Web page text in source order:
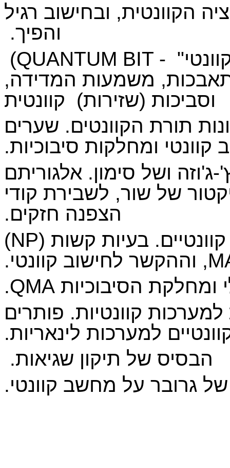
הקוונטית, ובחישוב רגיל
והפיך.
(QUANTUM BIT -
משמעות המדידה,
וסביכות (שזירות) קוונטית
תורת הקוונטים. שערים
קוונטי ומחלקות סיבוכיות.
ג'וזה ושל סימון. אלגוריתם
של שור, לשבירת קודי
הצפנה חזקים.
קוונטיים. בעיות קשות (NP
)
, וההקשר לחישוב קוונטי.
ומחלקת הסיבוכיות QMA
.
למערכות קוונטיות. פותרים
למערכות לינאריות.
הבסיס של תיקון שגיאות.
גרובר על מחשב קוונטי.